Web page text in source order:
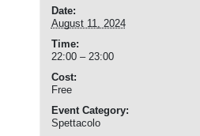
Date:
August 11, 2024
Time:
22:00 – 23:00
Cost:
Free
Event Category:
Spettacolo